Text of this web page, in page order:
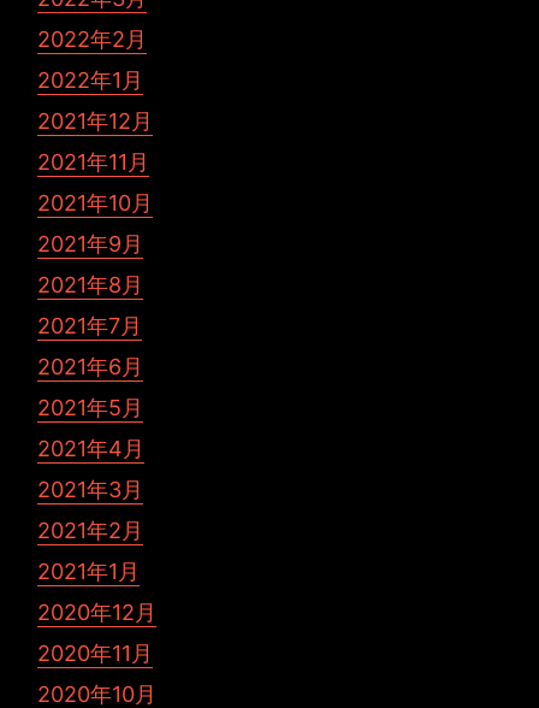
2022年2月
2022年1月
2021年12月
2021年11月
2021年10月
2021年9月
2021年8月
2021年7月
2021年6月
2021年5月
2021年4月
2021年3月
2021年2月
2021年1月
2020年12月
2020年11月
2020年10月